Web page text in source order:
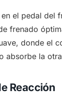
el pedal
frenado
donde el
absorbe la
Reacción